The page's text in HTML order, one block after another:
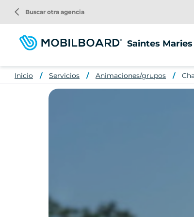
contenido
principal
Saintes
arrow_back_ios Buscar otra agencia
Inicio Servicios Animaciones/grupos